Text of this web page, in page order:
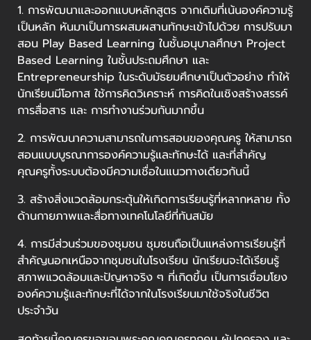
1. การพัฒนาและออกแบบหลักสูตร จากเดิมที่เน้นองค์ความรู้
เป็นหลัก หันมาเป็นการผสมผสานทักษะเข้าไปด้วย การปรับมา
สอน Play Based Learning ในชั้นอนุบาลศึกษา Project
Based Learning ในชั้นประถมศึกษา และ
Entrepreneurship ในระดับมัธยมศึกษาเป็นตัวอย่าง ทำให้
นักเรียนมีโอกาส ใช้การคิดวิเคราะห์ การคิดในเชิงสร้างสรรค์
การสื่อสาร และ การทำงานร่วมกันมากขึ้น
2. การพัฒนาความสามารถในการสอนของคุณครู ให้สามารถ
สอนแบบบูรณาการองค์ความรู้และทักษะได้ และที่สำคัญ
คุณครูทั้งระบบต้องมีความเชื่อในแนวทางเดียวกันนี้
3. สร้างสิ่งแวดล้อมกระตุ้นให้เกิดการเรียนรู้ที่หลากหลาย ทั้ง
ด้านกายภาพและสื่อทางเทคโนโลยีที่ทันสมัย
4. การมีส่วนร่วมของชุมชน ชุมชนถือเป็นแหล่งการเรียนรู้ที่
สำคัญนอกเหนือจากชุมชนในโรงเรียน นักเรียนจะได้เรียนรู้
สภาพแวดล้อมและปัญหาจริง ๆ ที่เกิดขึ้น เป็นการเชื่อมโยง
องค์ความรู้และทักษะที่ได้จากในโรงเรียนมาใช้จริงในชีวิต
ประจำวัน